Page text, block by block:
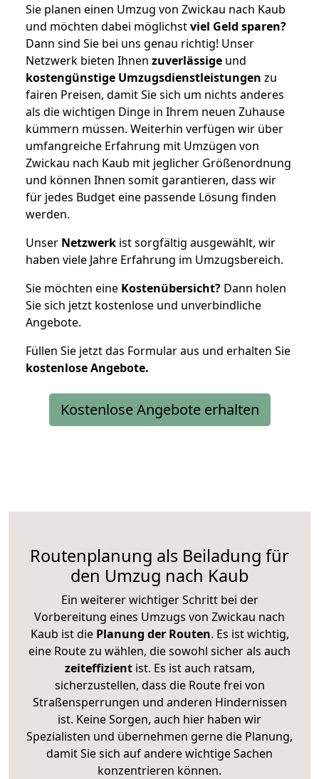
Sie planen einen Umzug von Zwickau nach Kaub
und möchten dabei möglichstviel Geld sparen?
Dann sind Sie bei uns genau richtig! Unser
Netzwerk bieten Ihnen zuverlässige und
kostengünstige Umzugsdienstleistungen zu
fairen Preisen, damit Sie sich um nichts anderes
als die wichtigen Dinge in Ihrem neuen Zuhause
kümmern müssen. Weiterhin verfügen wir über
umfangreiche Erfahrung mit Umzügen von
Zwickau nach Kaub mit jeglicher Größenordnung
und können Ihnen somit garantieren, dass wir
für jedes Budget eine passende Lösung finden
werden.
Unser Netzwerk ist sorgfältig ausgewählt, wir
haben viele Jahre Erfahrung im Umzugsbereich.
Sie möchten eine Kostenübersicht? Dann holen
Sie sich jetzt kostenlose und unverbindliche
Angebote.
Füllen Sie jetzt das Formular aus und erhalten Sie
kostenloseAngebote.
Kostenlose Angebote erhalten
Routenplanung als Beiladung für
den Umzug nach Kaub
Ein weiterer wichtiger Schritt bei der
Vorbereitung eines Umzugs von Zwickau nach
Kaub ist diePlanung der Routen. Es ist wichtig,
eine Route zu wählen, die sowohl sicher als auch
zeiteffizientist. Es ist auch ratsam,
sicherzustellen, dass die Route frei von
Straßensperrungen und anderen Hindernissen
ist. Keine Sorgen, auch hier haben wir
Spezialisten und übernehmen gerne die Planung,
damit Sie sich auf andere wichtige Sachen
konzentrieren können.